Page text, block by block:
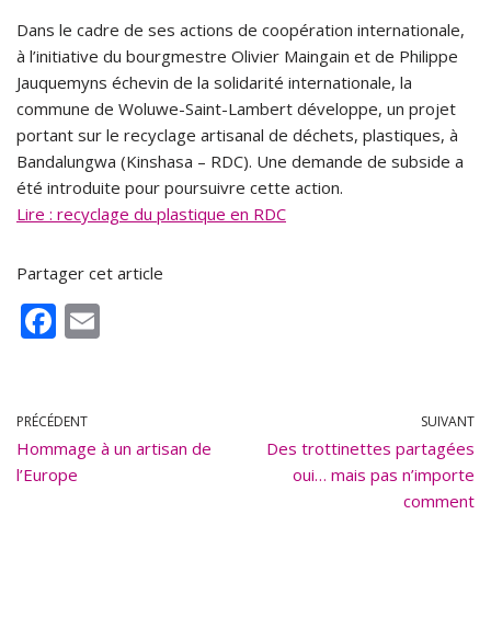
Dans le cadre de ses actions de coopération internationale,
à l’initiative du bourgmestre Olivier Maingain et de Philippe
Jauquemyns échevin de la solidarité internationale, la
commune de Woluwe-Saint-Lambert développe, un projet
portant sur le recyclage artisanal de déchets, plastiques, à
Bandalungwa (Kinshasa – RDC). Une demande de subside a
été introduite pour poursuivre cette action.
Lire : recyclage du plastique en RDC
Partager cet article
F
b
o
o
PRÉCÉDENT
Hommage à un artisan de
l’Europe
SUIVANT
Des trottinettes partagées
oui… mais pas n’importe
comment